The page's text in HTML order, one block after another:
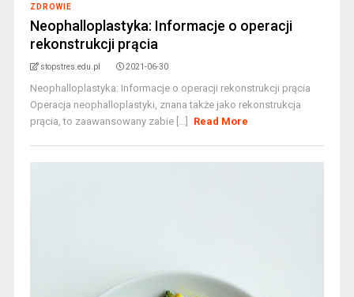
ZDROWIE
Neophalloplastyka: Informacje o operacji
rekonstrukcji prącia
stopstres.edu.pl 2021-06-30
Neophalloplastyka: Informacje o operacji rekonstrukcji prącia
Operacja neophalloplastyki, znana także jako rekonstrukcja
prącia, to zaawansowany zabie [...]
Read More